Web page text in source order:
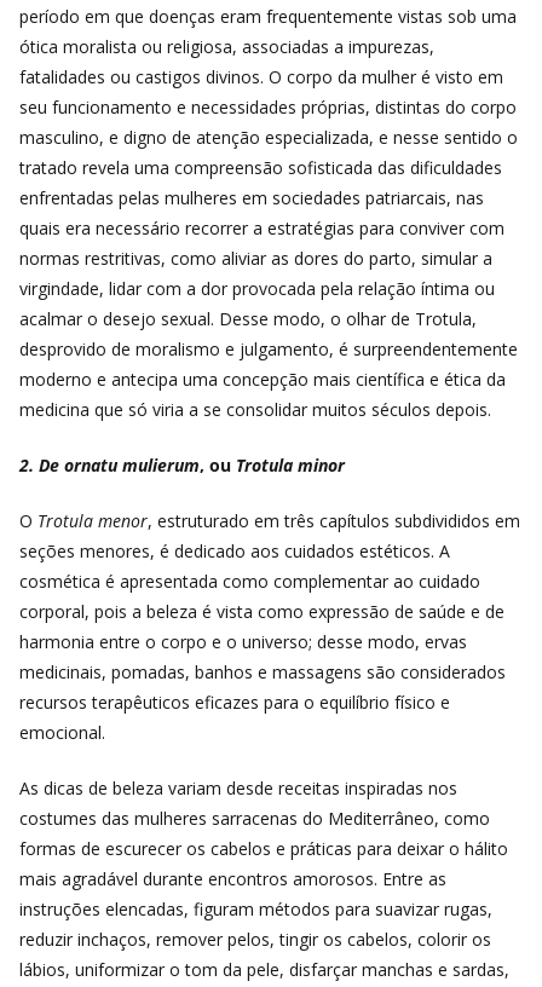
período em que doenças eram frequentemente vistas sob uma
ótica moralista ou religiosa, associadas a impurezas,
fatalidades ou castigos divinos. O corpo da mulher é visto em
seu funcionamento e necessidades próprias, distintas do corpo
masculino, e digno de atenção especializada, e nesse sentido o
tratado revela uma compreensão sofisticada das dificuldades
enfrentadas pelas mulheres em sociedades patriarcais, nas
quais era necessário recorrer a estratégias para conviver com
normas restritivas, como aliviar as dores do parto, simular a
virgindade, lidar com a dor provocada pela relação íntima ou
acalmar o desejo sexual. Desse modo, o olhar de Trotula,
desprovido de moralismo e julgamento, é surpreendentemente
moderno e antecipa uma concepção mais científica e ética da
medicina que só viria a se consolidar muitos séculos depois.
2. De ornatu mulierum, ou Trotula minor
O Trotula menor, estruturado em três capítulos subdivididos em
seções menores, é dedicado aos cuidados estéticos. A
cosmética é apresentada como complementar ao cuidado
corporal, pois a beleza é vista como expressão de saúde e de
harmonia entre o corpo e o universo; desse modo, ervas
medicinais, pomadas, banhos e massagens são considerados
recursos terapêuticos eficazes para o equilíbrio físico e
emocional.
As dicas de beleza variam desde receitas inspiradas nos
costumes das mulheres sarracenas do Mediterrâneo, como
formas de escurecer os cabelos e práticas para deixar o hálito
mais agradável durante encontros amorosos. Entre as
instruções elencadas, figuram métodos para suavizar rugas,
reduzir inchaços, remover pelos, tingir os cabelos, colorir os
lábios, uniformizar o tom da pele, disfarçar manchas e sardas,